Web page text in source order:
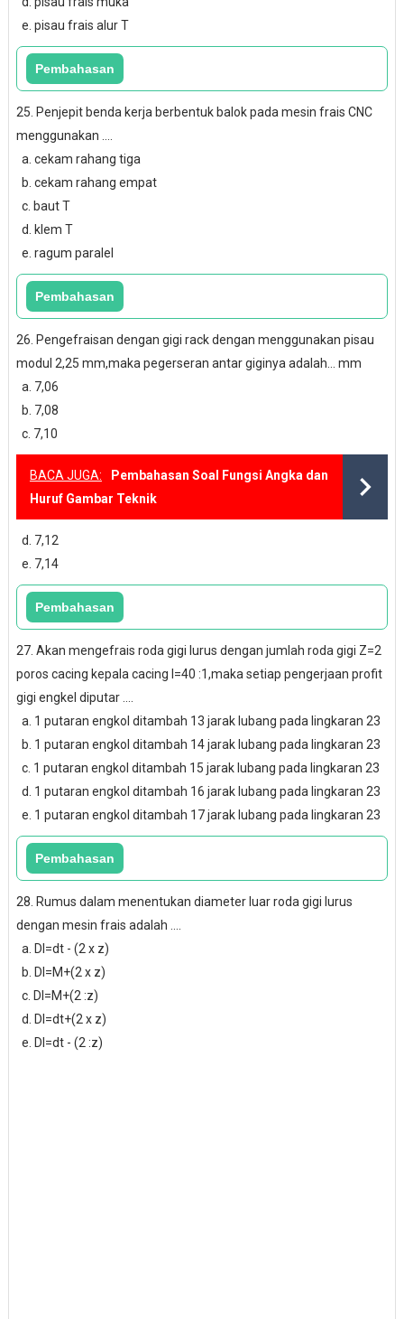
e. pisau frais alur T
25. Penjepit benda kerja berbentuk balok pada mesin frais CNC
menggunakan ....
a. cekam rahang tiga
b. cekam rahang empat
c. baut T
d. klem T
e. ragum paralel
26. Pengefraisan dengan gigi rack dengan menggunakan pisau
modul 2,25 mm,maka pegerseran antar giginya adalah... mm
a. 7,06
b. 7,08
c. 7,10
BACA JUGA:
Pembahasan Soal Fungsi Angka dan
Huruf Gambar Teknik
d. 7,12
e. 7,14
27. Akan mengefrais roda gigi lurus dengan jumlah roda gigi Z=2
poros cacing kepala cacing I=40 :1,maka setiap pengerjaan profit
gigi engkel diputar ....
a. 1 putaran engkol ditambah 13 jarak lubang pada lingkaran 23
b. 1 putaran engkol ditambah 14 jarak lubang pada lingkaran 23
c. 1 putaran engkol ditambah 15 jarak lubang pada lingkaran 23
d. 1 putaran engkol ditambah 16 jarak lubang pada lingkaran 23
e. 1 putaran engkol ditambah 17 jarak lubang pada lingkaran 23
28. Rumus dalam menentukan diameter luar roda gigi lurus
dengan mesin frais adalah ....
a. Dl=dt - (2 x z)
b. Dl=M+(2 x z)
c. Dl=M+(2 :z)
d. Dl=dt+(2 x z)
e. Dl=dt - (2 :z)